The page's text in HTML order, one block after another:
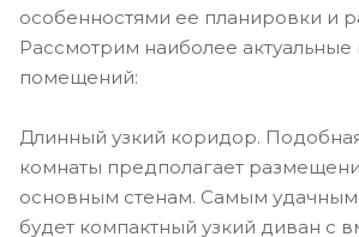
особенностями ее планировки и
Рассмотрим наиболее актуальные
помещений:
Длинный узкий коридор.
комнаты предполагает
основным стенам. Самым
будет компактный узкий диван с